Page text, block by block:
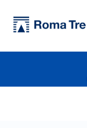
Prof. MASSIMO MATTEI - Università Roma Tre